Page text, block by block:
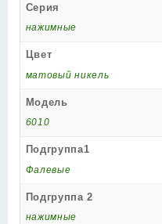
Серия
нажимные
Цвет
матовый никель
Модель
6010
Подгруппа1
Фалевые
Подгруппа 2
нажимные